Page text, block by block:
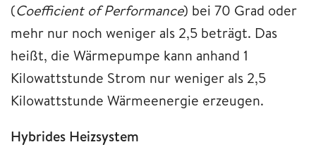
(Coefficient of Performance) bei 70 Grad oder
mehr nur noch weniger als 2,5 beträgt. Das
heißt, die Wärmepumpe kann anhand 1
Kilowattstunde Strom nur weniger als 2,5
Kilowattstunde Wärmeenergie erzeugen.
Hybrides Heizsystem